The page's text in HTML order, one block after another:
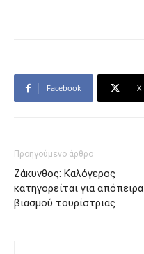
Facebook X
Προηγούμενο άρθρο
Ζάκυνθος: Καλόγερος
κατηγορείται για απόπειρα
βιασμού τουρίστριας